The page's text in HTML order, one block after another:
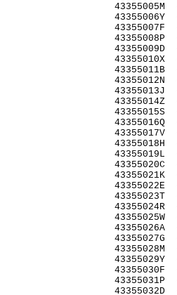
43355005M
43355006Y
43355007F
43355008P
43355009D
43355010X
43355011B
43355012N
43355013J
43355014Z
43355015S
43355016Q
43355017V
43355018H
43355019L
43355020C
43355021K
43355022E
43355023T
43355024R
43355025W
43355026A
43355027G
43355028M
43355029Y
43355030F
43355031P
43355032D